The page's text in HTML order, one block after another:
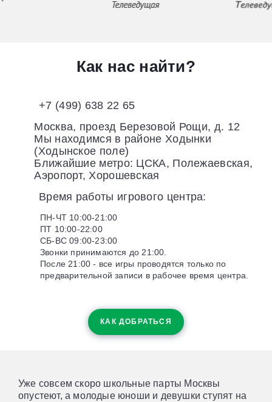
Как нас найти?
+7 (499) 638 22 65
Москва, проезд Березовой Рощи, д. 12
Мы находимся в районе Ходынки
(Ходынское поле)
Ближайшие метро: ЦСКА, Полежаевская,
Аэропорт, Хорошевская
Время работы игрового центра:
ПН-ЧТ 10:00-21:00
ПТ 10:00-22:00
СБ-ВС 09:00-23:00
Звонки принимаются до 21:00.
После 21:00 - все игры проводятся только по
предварительной записи в рабочее время центра.
КАК ДОБРАТЬСЯ
Уже совсем скоро школьные парты Москвы
опустеют, а молодые юноши и девушки ступят на